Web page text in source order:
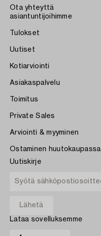
Ota yhteyttä
asiantuntijoihimme
Tulokset
Uutiset
Kotiarviointi
Asiakaspalvelu
Toimitus
Private Sales
Arviointi & myyminen
Ostaminen huutokaupassa
Uutiskirje
Lataa sovelluksemme